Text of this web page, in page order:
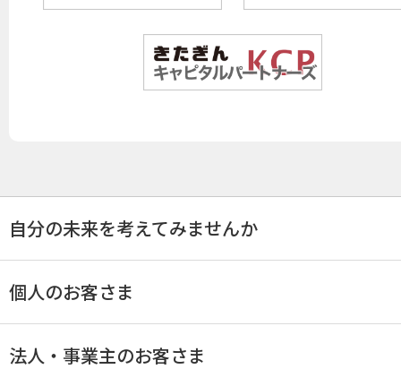
自分の未来を考えてみませんか
個人のお客さま
法人・事業主のお客さま